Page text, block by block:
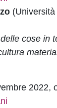
cose in
2022,